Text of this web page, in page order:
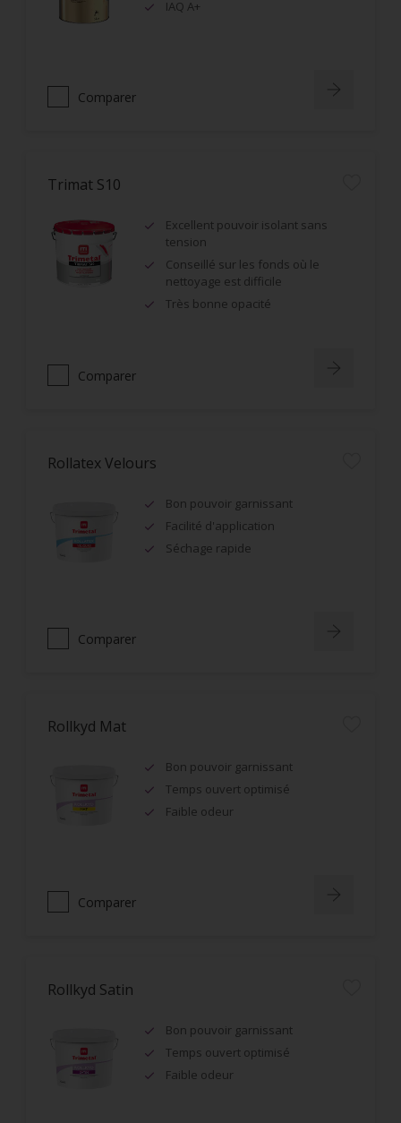
IAQ A+
Comparer
Trimat S10
Excellent pouvoir isolant sans
tension
Conseillé sur les fonds où le
nettoyage est difficile
Très bonne opacité
Comparer
Rollatex Velours
Bon pouvoir garnissant
Facilité d'application
Séchage rapide
Comparer
Rollkyd Mat
Bon pouvoir garnissant
Temps ouvert optimisé
Faible odeur
Comparer
Rollkyd Satin
Bon pouvoir garnissant
Temps ouvert optimisé
Faible odeur